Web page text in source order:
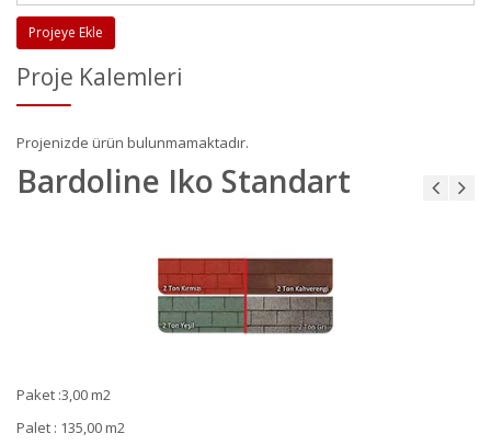
Projeye Ekle
Proje Kalemleri
Projenizde ürün bulunmamaktadır.
Bardoline Iko Standart
Paket :3,00 m2
Palet : 135,00 m2